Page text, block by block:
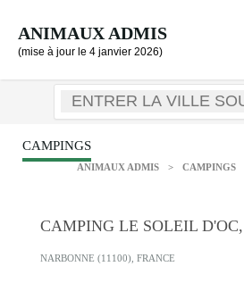
ANIMAUX ADMIS
(mise à jour le 4 janvier 2026)
CAMPINGS
ANIMAUX ADMIS > CAMPINGS
CAMPING LE SOLEIL D'OC,
NARBONNE (11100), FRANCE